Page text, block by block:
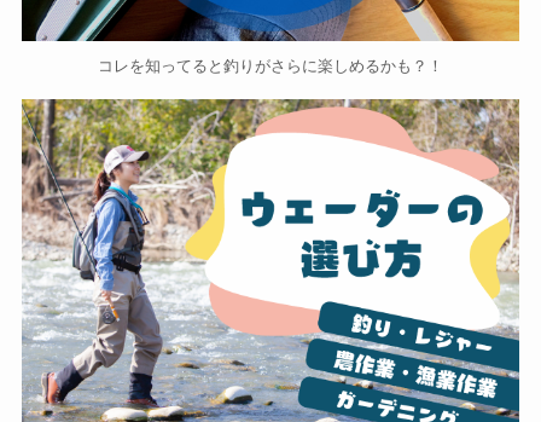
コレを知ってると釣りがさらに楽しめるかも？！